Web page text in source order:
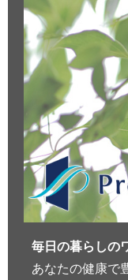
毎日の暮らしの
あなたの健康で